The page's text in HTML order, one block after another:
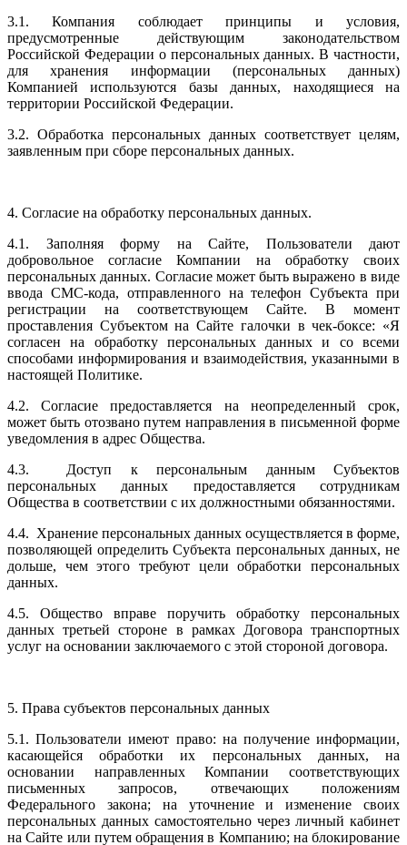
3.1. Компания соблюдает принципы и условия,
предусмотренные действующим законодательством
Российской Федерации о персональных данных. В частности,
для хранения информации (персональных данных)
Компанией используются базы данных, находящиеся на
территории Российской Федерации.
3.2. Обработка персональных данных соответствует целям,
заявленным при сборе персональных данных.
4. Согласие на обработку персональных данных.
4.1. Заполняя форму на Сайте, Пользователи дают
добровольное согласие Компании на обработку своих
персональных данных. Согласие может быть выражено в виде
ввода СМС-кода, отправленного на телефон Субъекта при
регистрации на соответствующем Сайте. В момент
проставления Субъектом на Сайте галочки в чек-боксе: «Я
согласен на обработку персональных данных и со всеми
способами информирования и взаимодействия, указанными в
настоящей Политике.
4.2. Согласие предоставляется на неопределенный срок,
может быть отозвано путем направления в письменной форме
уведомления в адрес Общества.
4.3. Доступ к персональным данным Субъектов
персональных данных предоставляется сотрудникам
Общества в соответствии с их должностными обязанностями.
4.4. Хранение персональных данных осуществляется в форме,
позволяющей определить Субъекта персональных данных, не
дольше, чем этого требуют цели обработки персональных
данных.
4.5. Общество вправе поручить обработку персональных
данных третьей стороне в рамках Договора транспортных
услуг на основании заключаемого с этой стороной договора.
5. Права субъектов персональных данных
5.1. Пользователи имеют право: на получение информации,
касающейся обработки их персональных данных, на
основании направленных Компании соответствующих
письменных запросов, отвечающих положениям
Федерального закона; на уточнение и изменение своих
персональных данных самостоятельно через личный кабинет
на Сайте или путем обращения в Компанию; на блокирование